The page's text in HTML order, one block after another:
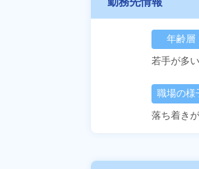
年齢層
若手が多い
職場の様
落ち着き